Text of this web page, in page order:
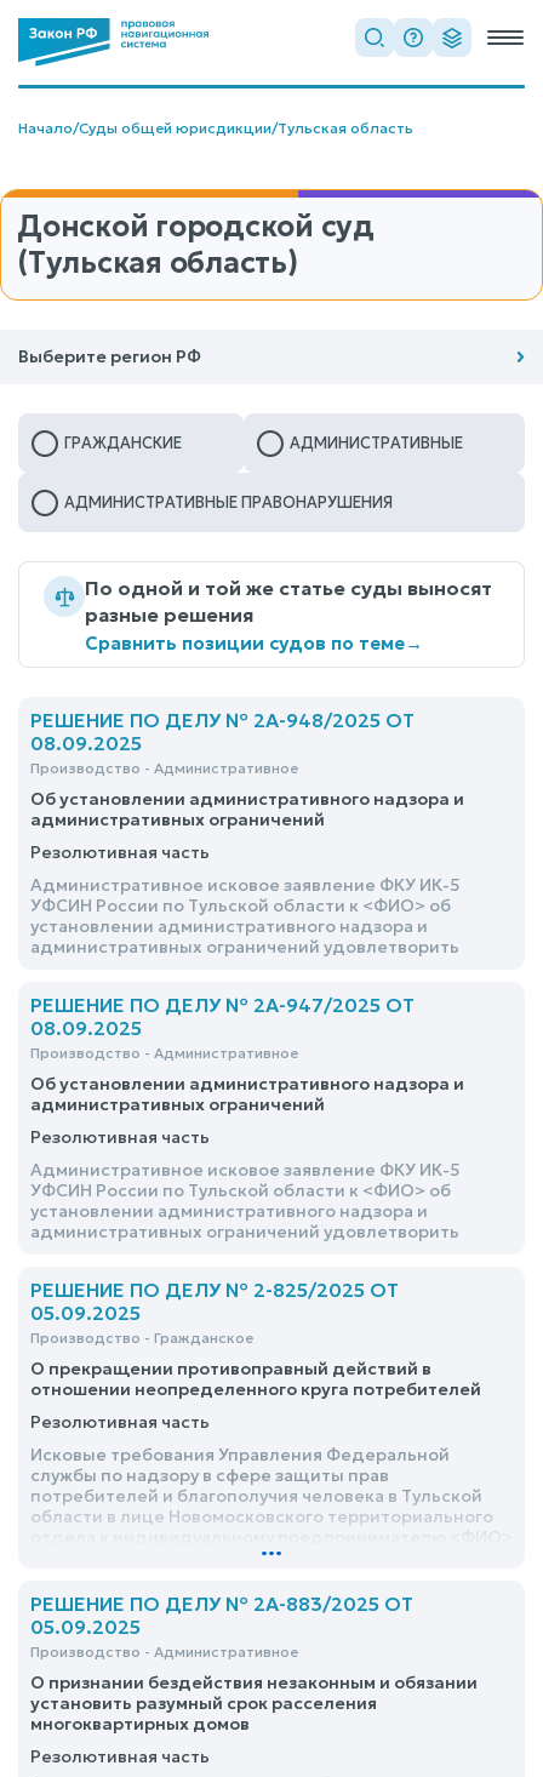
Начало/Суды общей юрисдикции/Тульская область
Донской городской суд
(Тульская область)
Выберите регион РФ
ГРАЖДАНСКИЕ АДМИНИСТРАТИВНЫЕ
АДМИНИСТРАТИВНЫЕ ПРАВОНАРУШЕНИЯ
По одной и той же статье суды выносят
разные решения
Сравнить позиции судов по теме→
РЕШЕНИЕ ПО ДЕЛУ № 2А-948/2025 ОТ
08.09.2025
Производство - Административное
Об установлении административного надзора и
административных ограничений
Резолютивная часть
Административное исковое заявление ФКУ ИК-5
УФСИН России по Тульской области к <ФИО> об
установлении административного надзора и
административных ограничений удовлетворить
РЕШЕНИЕ ПО ДЕЛУ № 2А-947/2025 ОТ
08.09.2025
Производство - Административное
Об установлении административного надзора и
административных ограничений
Резолютивная часть
Административное исковое заявление ФКУ ИК-5
УФСИН России по Тульской области к <ФИО> об
установлении административного надзора и
административных ограничений удовлетворить
РЕШЕНИЕ ПО ДЕЛУ № 2-825/2025 ОТ
05.09.2025
Производство - Гражданское
О прекращении противоправный действий в
отношении неопределенного круга потребителей
Резолютивная часть
Исковые требования Управления Федеральной
службы по надзору в сфере защиты прав
потребителей и благополучия человека в Тульской
области в лице Новомосковского территориального
отдела к индивидуальному предпринимателю <ФИО>
о прекращении противоправный действий в
удовлетворить
...
РЕШЕНИЕ ПО ДЕЛУ № 2А-883/2025 ОТ
05.09.2025
Производство - Административное
О признании бездействия незаконным и обязании
установить разумный срок расселения
многоквартирных домов
Резолютивная часть